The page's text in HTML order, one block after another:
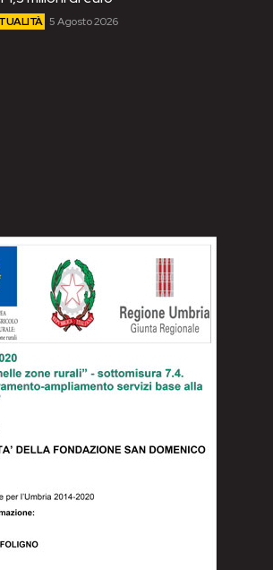
5 Agosto 2026